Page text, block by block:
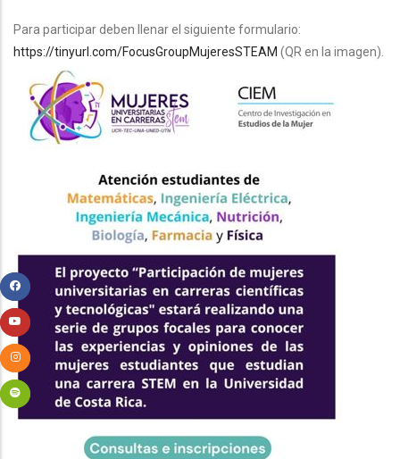
Para participar deben llenar el siguiente formulario:
https://tinyurl.com/FocusGroupMujeresSTEAM (QR en la imagen).